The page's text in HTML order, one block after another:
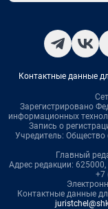
Контактные данные
Зарегистрировано
информационных
Запись о
Учредитель:
Главный
Адрес редакции:
+7
Контактные данные